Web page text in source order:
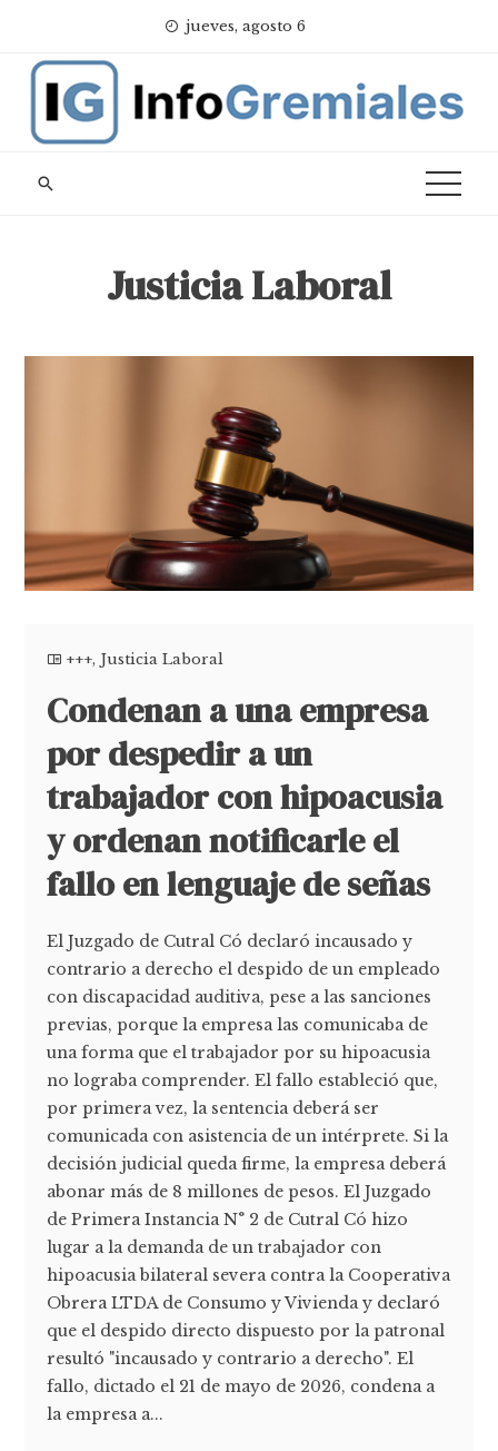
content
jueves, agosto 6
Justicia Laboral
+++, Justicia Laboral
Condenan a una empresa
por despedir a un
trabajador con hipoacusia
y ordenan notificarle el
fallo en lenguaje de señas
El Juzgado de Cutral Có declaró incausado y
contrario a derecho el despido de un empleado
con discapacidad auditiva, pese a las sanciones
previas, porque la empresa las comunicaba de
una forma que el trabajador por su hipoacusia
no lograba comprender. El fallo estableció que,
por primera vez, la sentencia deberá ser
comunicada con asistencia de un intérprete. Si la
decisión judicial queda firme, la empresa deberá
abonar más de 8 millones de pesos. El Juzgado
de Primera Instancia N° 2 de Cutral Có hizo
lugar a la demanda de un trabajador con
hipoacusia bilateral severa contra la Cooperativa
Obrera LTDA de Consumo y Vivienda y declaró
que el despido directo dispuesto por la patronal
resultó "incausado y contrario a derecho". El
fallo, dictado el 21 de mayo de 2026, condena a
la empresa a...